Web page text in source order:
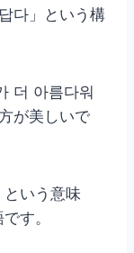
다」という構
더 아름다워
が美しいで
という意味
す。